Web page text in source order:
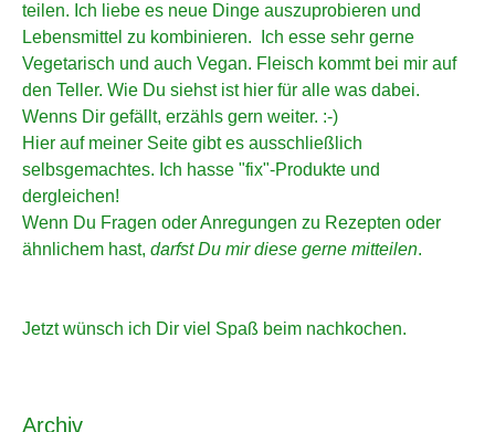
teilen. Ich liebe es neue Dinge auszuprobieren und
Lebensmittel zu kombinieren. Ich esse sehr gerne
Vegetarisch und auch Vegan. Fleisch kommt bei mir auf
den Teller. Wie Du siehst ist hier für alle was dabei.
Wenns Dir gefällt, erzähls gern weiter. :-)
Hier auf meiner Seite gibt es ausschließlich
selbsgemachtes. Ich hasse "fix"-Produkte und
dergleichen!
Wenn Du Fragen oder Anregungen zu Rezepten oder
ähnlichem hast, darfst Du mir diese gerne mitteilen.
Jetzt wünsch ich Dir viel Spaß beim nachkochen.
Archiv